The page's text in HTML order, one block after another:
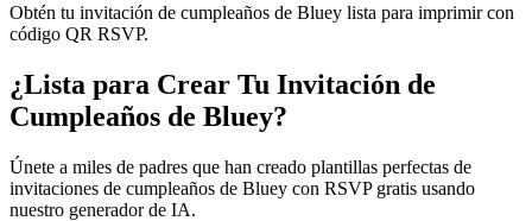
Obtén tu invitación de cumpleaños de Bluey lista para imprimir con
código QR RSVP.
¿Lista para Crear Tu Invitación de
Cumpleaños de Bluey?
Únete a miles de padres que han creado plantillas perfectas de
invitaciones de cumpleaños de Bluey con RSVP gratis usando
nuestro generador de IA.